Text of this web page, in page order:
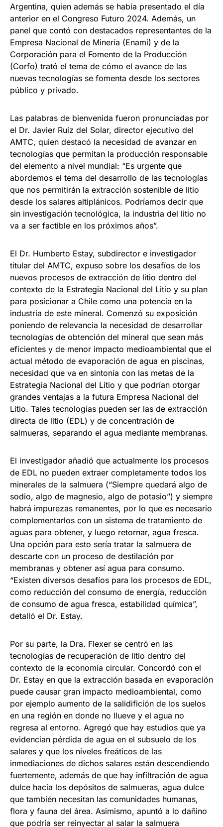
Argentina, quien además se había presentado el día
anterior en el Congreso Futuro 2024. Además, un
panel que contó con destacados representantes de la
Empresa Nacional de Minería (Enami) y de la
Corporación para el Fomento de la Producción
(Corfo) trató el tema de cómo el avance de las
nuevas tecnologías se fomenta desde los sectores
público y privado.
Las palabras de bienvenida fueron pronunciadas por
el Dr. Javier Ruiz del Solar, director ejecutivo del
AMTC, quien destacó la necesidad de avanzar en
tecnologías que permitan la producción responsable
del elemento a nivel mundial: “Es urgente que
abordemos el tema del desarrollo de las tecnologías
que nos permitirán la extracción sostenible de litio
desde los salares altiplánicos. Podríamos decir que
sin investigación tecnológica, la industria del litio no
va a ser factible en los próximos años”.
El Dr. Humberto Estay, subdirector e investigador
titular del AMTC, expuso sobre los desafíos de los
nuevos procesos de extracción de litio dentro del
contexto de la Estrategia Nacional del Litio y su plan
para posicionar a Chile como una potencia en la
industria de este mineral. Comenzó su exposición
poniendo de relevancia la necesidad de desarrollar
tecnologías de obtención del mineral que sean más
eficientes y de menor impacto medioambiental que el
actual método de evaporación de agua en piscinas,
necesidad que va en sintonía con las metas de la
Estrategia Nacional del Litio y que podrían otorgar
grandes ventajas a la futura Empresa Nacional del
Litio. Tales tecnologías pueden ser las de extracción
directa de litio (EDL) y de concentración de
salmueras, separando el agua mediante membranas.
El investigador añadió que actualmente los procesos
de EDL no pueden extraer completamente todos los
minerales de la salmuera (“Siempre quedará algo de
sodio, algo de magnesio, algo de potasio”) y siempre
habrá impurezas remanentes, por lo que es necesario
complementarlos con un sistema de tratamiento de
aguas para obtener, y luego retornar, agua fresca.
Una opción para esto sería tratar la salmuera de
descarte con un proceso de destilación por
membranas y obtener así agua para consumo.
“Existen diversos desafíos para los procesos de EDL,
como reducción del consumo de energía, reducción
de consumo de agua fresca, estabilidad química”,
detalló el Dr. Estay.
Por su parte, la Dra. Flexer se centró en las
tecnologías de recuperación de litio dentro del
contexto de la economía circular. Concordó con el
Dr. Estay en que la extracción basada en evaporación
puede causar gran impacto medioambiental, como
por ejemplo aumento de la salidifición de los suelos
en una región en donde no llueve y el agua no
regresa al entorno. Agregó que hay estudios que ya
evidencian pérdida de agua en el subsuelo de los
salares y que los niveles freáticos de las
inmediaciones de dichos salares están descendiendo
fuertemente, además de que hay infiltración de agua
dulce hacia los depósitos de salmueras, agua dulce
que también necesitan las comunidades humanas,
flora y fauna del área. Asimismo, apuntó a lo dañino
que podría ser reinyectar al salar la salmuera